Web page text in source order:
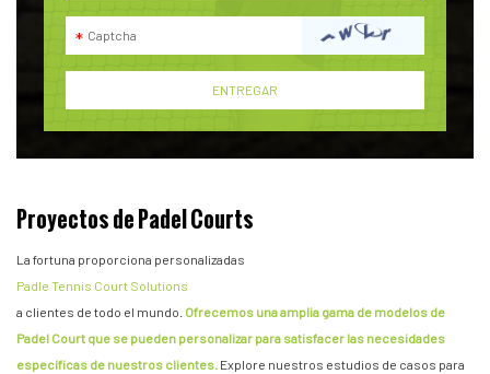
Proyectos de Padel Courts
La fortuna proporciona personalizadas
Padle Tennis Court Solutions
a clientes de todo el mundo. Ofrecemos una amplia gama de modelos de
Padel Court que se pueden personalizar para satisfacer las necesidades
específicas de nuestros clientes. Explore nuestros estudios de casos para